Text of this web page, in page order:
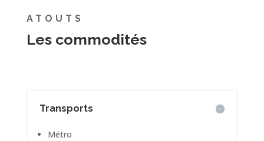
ATOUTS
Les commodités
Transports
Métro